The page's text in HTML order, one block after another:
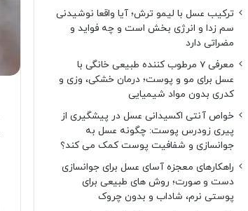
ترکیب عسل با لیمو ترش؛ آیا واقعا نوشیدنی
سم زدا و انرژی بخش است و چه فواید و
مضراتی دارد
معرفی 7 مرطوب کننده طبیعی خانگی با
عسل برای مو و پوست؛ درمان خشکی، وزی و
کدری بدون مواد شیمیایی
خواص آنتی اکسیدانی عسل در پیشگیری از
پیری زودرس پوست: چگونه عسل به
جوانسازی و شفافیت پوست کمک می کند؟
راهکارهای معجزه آسای عسل برای جوانسازی
دست و صورت؛ روش های طبیعی برای
پوستی نرم، شاداب و بدون چروک